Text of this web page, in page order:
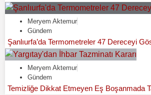
Meryem Aktemur
Gündem
Şanlıurfa’da Termometreler 47 Dereceyi
Meryem Aktemur
Gündem
Temizliğe Dikkat Etmeyen Eş Boşanmada